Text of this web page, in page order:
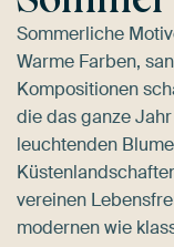
Sommerliche
Warme Farben,
Kompositionen
die das ganze
leuchtenden
vereinen
modernen wie